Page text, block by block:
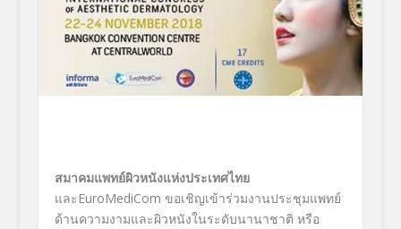
สมาคมแพทย์ผิวหนังแห่งประเทศไทย
และ EuroMediCom ขอเชิญเข้าร่วมงานประชุมแพทย์
ด้านความงามและผิวหนังในระดับนานาชาติ หรือ